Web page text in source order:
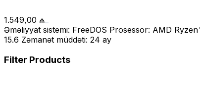
1.549,00 ₼
Əməliyyat sistemi: FreeDOS Prosessor: AMD
15.6 Zəmanət müddəti: 24 ay
Filter Products